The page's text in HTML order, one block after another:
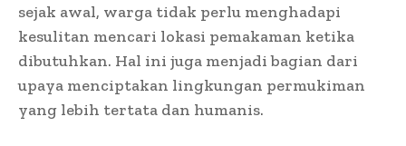
sejak awal, warga tidak perlu menghadapi
kesulitan mencari lokasi pemakaman ketika
dibutuhkan. Hal ini juga menjadi bagian dari
upaya menciptakan lingkungan permukiman
yang lebih tertata dan humanis.